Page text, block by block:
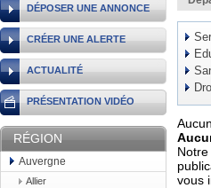
DÉPOSER UNE ANNONCE
CRÉER UNE ALERTE
ACTUALITÉ
PRÉSENTATION VIDÉO
RÉGION
Auvergne
Allier
vous